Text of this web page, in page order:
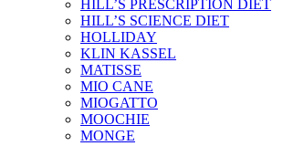
HILL’S PRESCRIPTION DIET
HILL’S SCIENCE DIET
HOLLIDAY
KLIN KASSEL
MATISSE
MIO CANE
MIOGATTO
MOOCHIE
MONGE